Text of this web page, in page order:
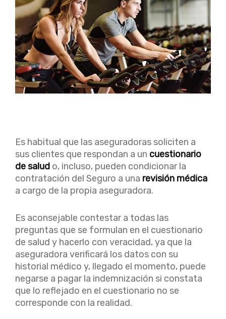
Es habitual que las aseguradoras soliciten a
sus clientes que respondan a un cuestionario
de salud o, incluso, pueden condicionar la
contratación del Seguro a una revisión médica
a cargo de la propia aseguradora.
Es aconsejable contestar a todas las
preguntas que se formulan en el cuestionario
de salud y hacerlo con veracidad, ya que la
aseguradora verificará los datos con su
historial médico y, llegado el momento, puede
negarse a pagar la indemnización si constata
que lo reflejado en el cuestionario no se
corresponde con la realidad.